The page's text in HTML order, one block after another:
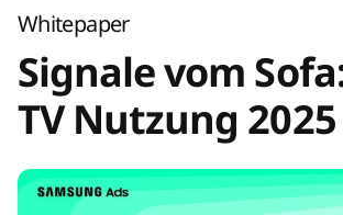
Whitepaper
Signale vom
TV Nutzung 2025